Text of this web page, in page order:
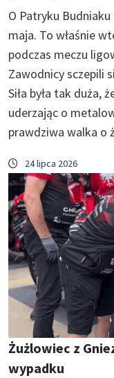
O Patryku Budniaku
maja. To właśnie
podczas meczu
Zawodnicy sczepili
Siła była tak duża,
uderzając o
prawdziwa walka o
24 lipca 2026
Żużlowiec z
wypadku